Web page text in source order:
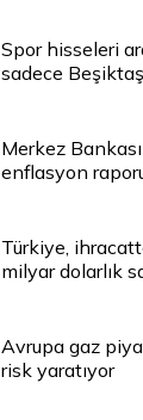
Spor hisseleri
sadece
Merkez
enflasyon
Türkiye,
milyar dolarlık
Avrupa gaz
risk yaratıyor